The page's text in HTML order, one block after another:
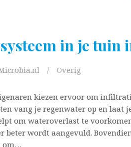
in je tuin
Overig
kiezen ervoor om
vang je regenwater op en laat
om wateroverlast te
beter wordt aangevuld.
om…